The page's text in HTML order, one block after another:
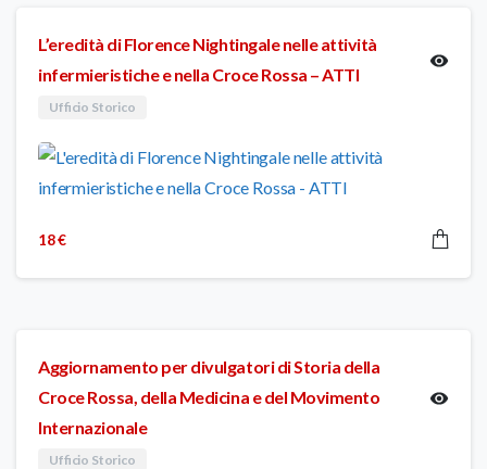
L’eredità di Florence Nightingale nelle attività
infermieristiche e nella Croce Rossa – ATTI
Ufficio Storico
18€
Aggiornamento per divulgatori di Storia della
Croce Rossa, della Medicina e del Movimento
Internazionale
Ufficio Storico